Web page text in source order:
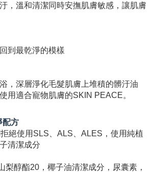
，溫和清潔同時安撫肌膚敏感，讓肌膚
到最乾淨的模樣
，深層淨化毛髮肌膚上堆積的髒汙油
用適合寵物肌膚的SKIN PEACE。
配方
絕使用SLS、ALS、ALES，使用純植
清潔成分
梨醇酯20，椰子油清潔成分，尿囊素，